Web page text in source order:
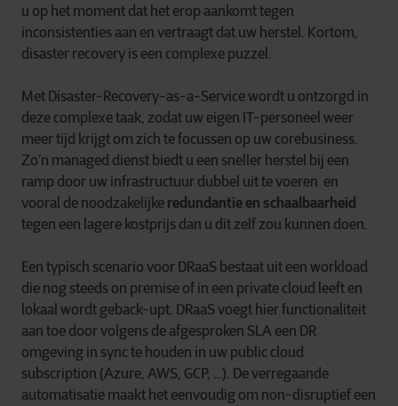
u op het moment dat het erop aankomt tegen
inconsistenties aan en vertraagt dat uw herstel. Kortom,
disaster recovery is een complexe puzzel.
Met Disaster-Recovery-as-a-Service wordt u ontzorgd in
deze complexe taak, zodat uw eigen IT-personeel weer
meer tijd krijgt om zich te focussen op uw corebusiness.
Zo’n managed dienst biedt u een sneller herstel bij een
ramp door uw infrastructuur dubbel uit te voeren en
vooral de noodzakelijke redundantie en schaalbaarheid
tegen een lagere kostprijs dan u dit zelf zou kunnen doen.
Een typisch scenario voor DRaaS bestaat uit een workload
die nog steeds on premise of in een private cloud leeft en
lokaal wordt geback-upt. DRaaS voegt hier functionaliteit
aan toe door volgens de afgesproken SLA een DR
omgeving in sync te houden in uw public cloud
subscription (Azure, AWS, GCP, …). De verregaande
automatisatie maakt het eenvoudig om non-disruptief een